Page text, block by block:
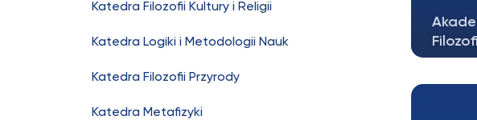
Katedra Filozofii Kultury i Religii
Katedra Logiki i Metodologii Nauk
Katedra Filozofii Przyrody
Katedra Metafizyki
do